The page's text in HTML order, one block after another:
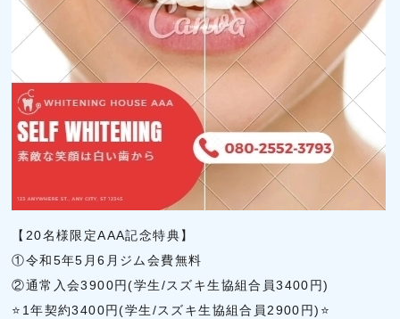
【20名様限定AAA記念特典】
①令和5年5月6月ジム会費無料
②通常入会3900円(学生/スズキ生協組合員3400円)
⭐1年契約3400円(学生/スズキ生協組合員2900円)⭐